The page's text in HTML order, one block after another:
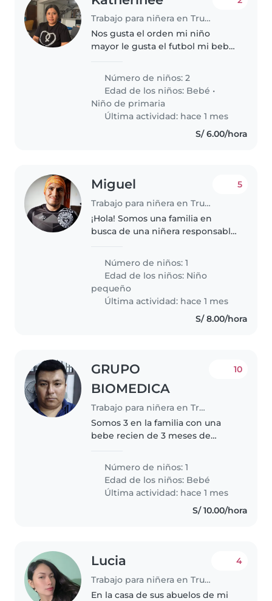
Trabajo para niñera en Trujillo
Nos gusta el orden mi niño
mayor le gusta el futbol mi bebé
Número de niños: 2
Edad de los niños: Bebé •
Niño de primaria
Última actividad: hace 1 mes
S/ 6.00/hora
Miguel
Trabajo para niñera en Trujillo
5
¡Hola! Somos una familia en
busca de una niñera responsable
de 2 años lleno de energía,
cariñoso y muy amigable.
Necesitamos a alguien que
también ayude..
Número de niños: 1
Edad de los niños: Niño
pequeño
Última actividad: hace 1 mes
S/ 8.00/hora
GRUPO
BIOMEDICA
Trabajo para niñera en Trujillo
10
Somos 3 en la familia con una
bebe recien de 3 meses de
Número de niños: 1
Edad de los niños: Bebé
Última actividad: hace 1 mes
S/ 10.00/hora
Lucia
Trabajo para niñera en Trujillo
4
En la casa de sus abuelos de mi